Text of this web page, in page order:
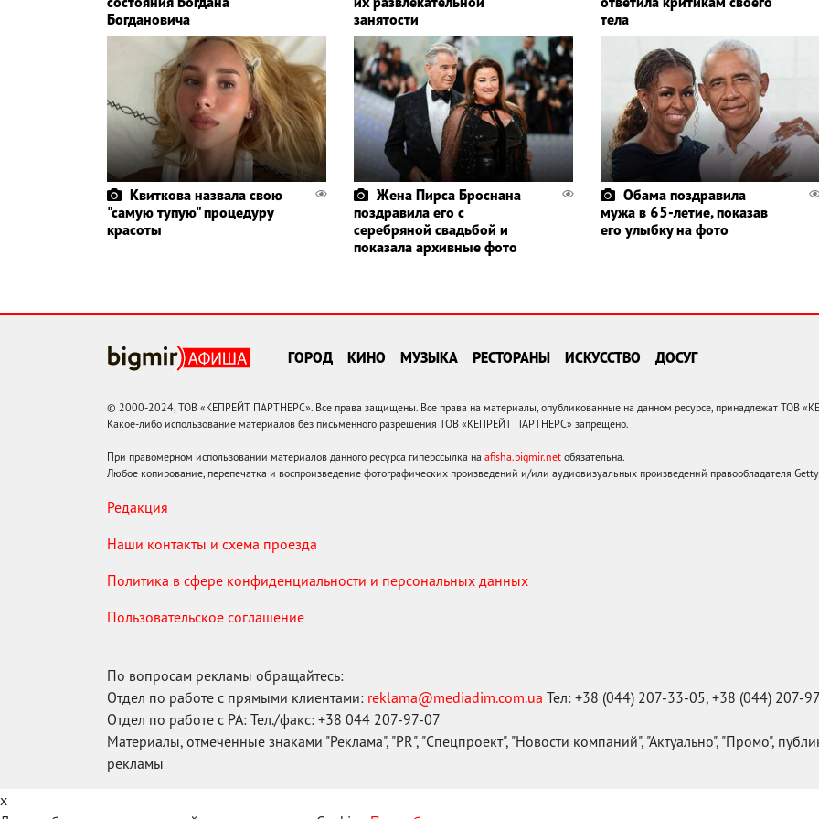
Богдановича
занятости
тела
Квиткова назвала свою
"самую тупую" процедуру
красоты
Жена Пирса Броснана
поздравила его с
серебряной свадьбой и
показала архивные фото
Обама поздравила
мужа в 65-летие, показав
его улыбку на фото
ГОРОД КИНО МУЗЫКА РЕСТОРАНЫ ИСКУССТВО ДОСУГ
© 2000-2024, ТОВ «КЕПРЕЙТ ПАРТНЕРС». Все права защищены. Все права на материалы, опубликованные на данном ресурсе, принадлежат ТОВ
Какое-либо использование материалов без письменного разрешения ТОВ «КЕПРЕЙТ ПАРТНЕРС» запрещено.
При правомерном использовании материалов данного ресурса гиперссылка на afisha.bigmir.net обязательна.
Любое копирование, перепечатка и воспроизведение фотографических произведений и/или аудиовизуальных произведений правообладателя Getty
Редакция
Наши контакты и схема проезда
Политика в сфере конфиденциальности и персональных данных
Пользовательское соглашение
По вопросам рекламы обращайтесь:
Отдел по работе с прямыми клиентами: reklama@mediadim.com.ua Тел: +38 (044) 207-33-05, +38 (044) 207-
Отдел по работе с РА: Тел./факс: +38 044 207-97-07
Материалы, отмеченные знаками "Реклама", "PR", "Спецпроект", "Новости компаний", "Актуально", "Промо",
рекламы
x